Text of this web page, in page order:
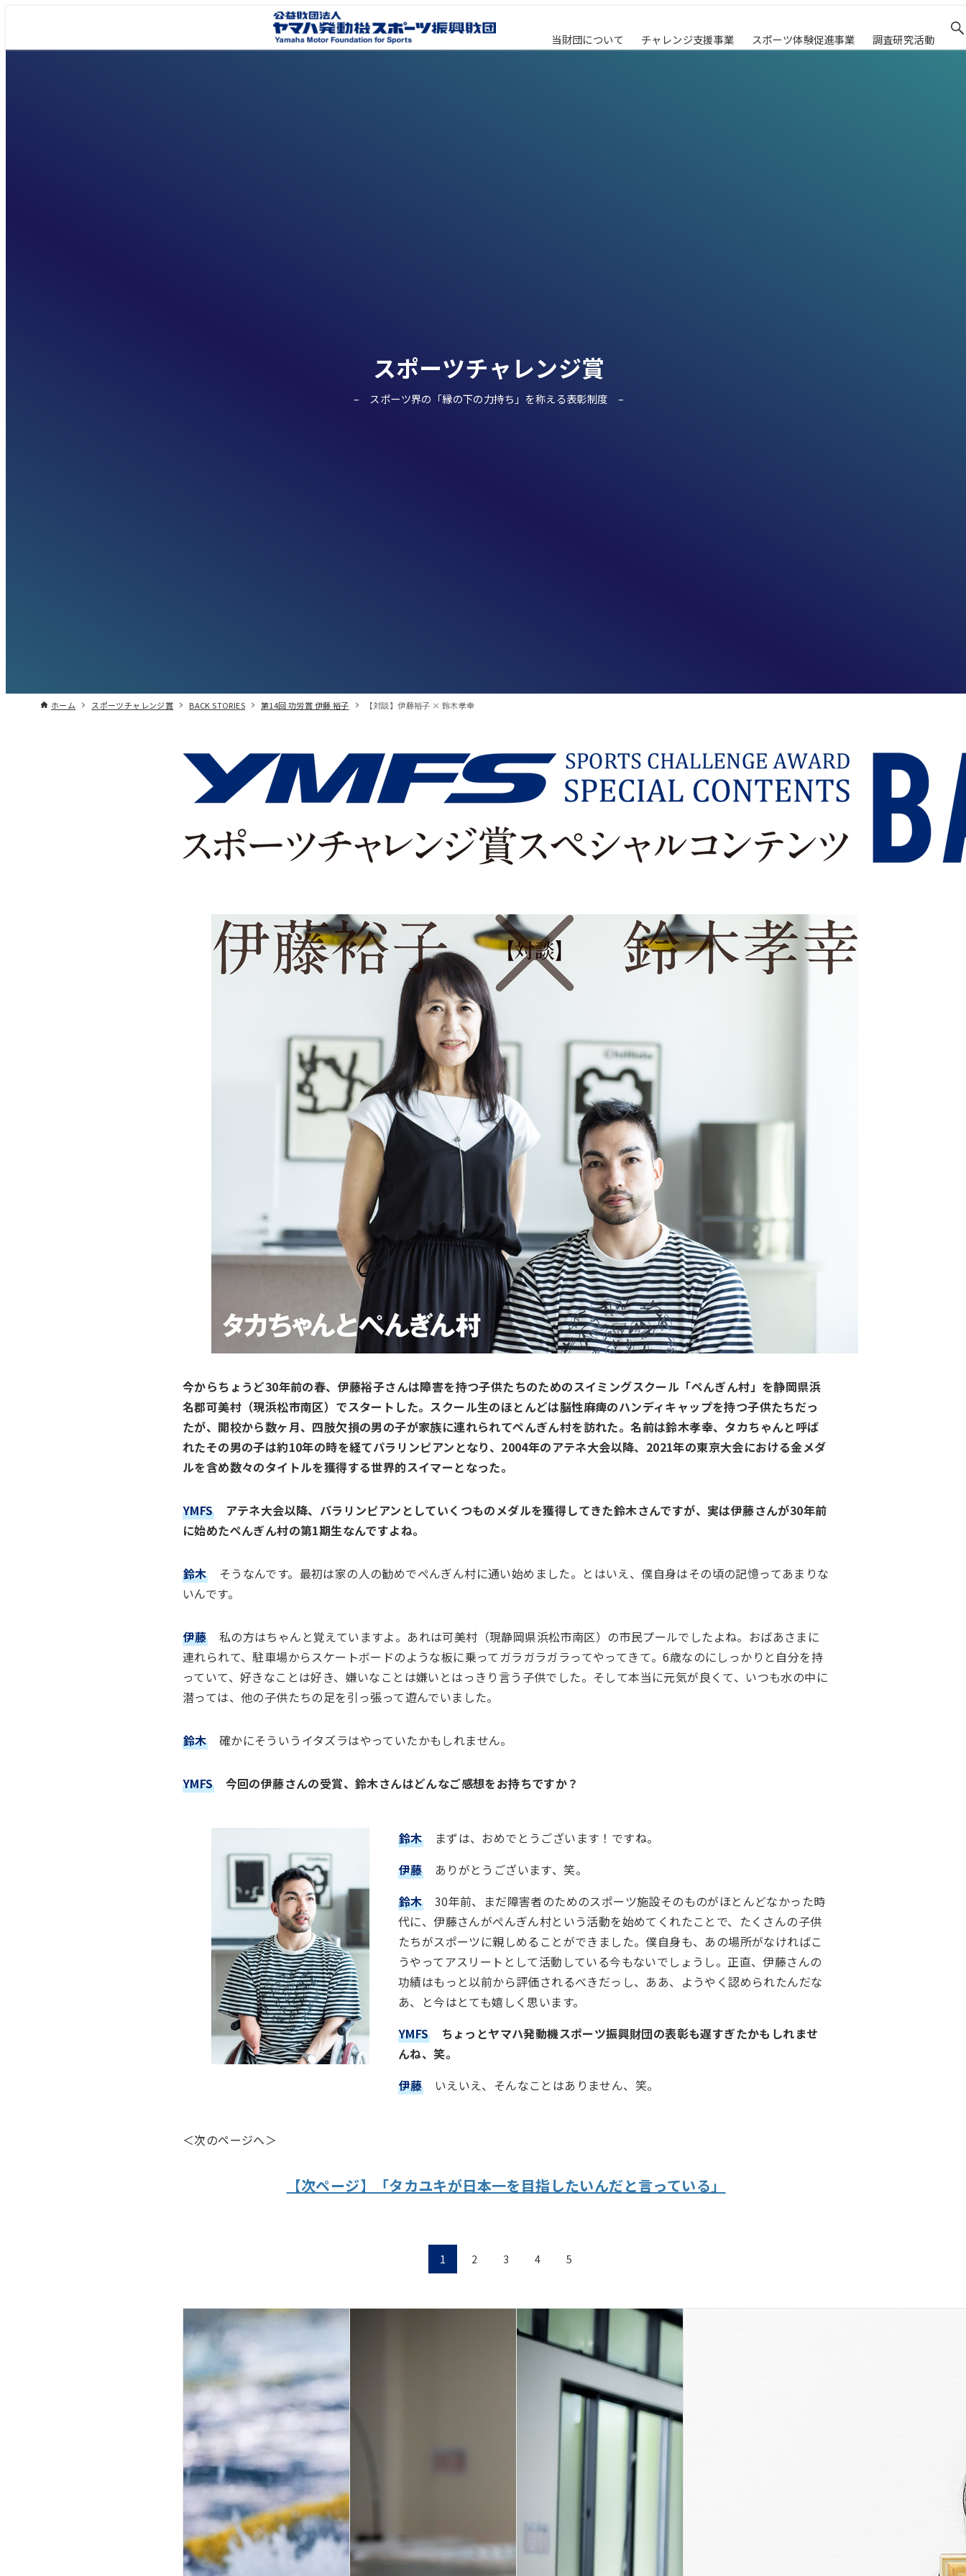
当財団について チャレンジ支援事業 スポーツ体験促進事業 調査研究活動
スポーツチャレンジ賞
スポーツ界の「縁の下の力持ち」を称える表彰制度
ホーム スポーツチャレンジ賞 BACK STORIES 第14回 功労賞 伊藤 裕子 【対談】伊藤裕子 × 鈴木孝幸
今からちょうど30年前の春、伊藤裕子さんは障害を持つ子供たちのためのスイミングスクール「ぺんぎん村」を静岡県浜
名郡可美村（現浜松市南区）でスタートした。スクール生のほとんどは脳性麻痺のハンディキャップを持つ子供たちだっ
たが、開校から数ヶ月、四肢欠損の男の子が家族に連れられてぺんぎん村を訪れた。名前は鈴木孝幸、タカちゃんと呼ば
れたその男の子は約10年の時を経てパラリンピアンとなり、2004年のアテネ大会以降、2021年の東京大会における金メダ
ルを含め数々のタイトルを獲得する世界的スイマーとなった。
YMFS
アテネ大会以降、パラリンピアンとしていくつものメダルを獲得してきた鈴木さんですが、実は伊藤さんが30年前
に始めたぺんぎん村の第1期生なんですよね。
鈴木
そうなんです。最初は家の人の勧めでぺんぎん村に通い始めました。とはいえ、僕自身はその頃の記憶ってあまりな
いんです。
伊藤
私の方はちゃんと覚えていますよ。あれは可美村（現静岡県浜松市南区）の市民プールでしたよね。おばあさまに
連れられて、駐車場からスケートボードのような板に乗ってガラガラガラってやってきて。6歳なのにしっかりと自分を持
っていて、好きなことは好き、嫌いなことは嫌いとはっきり言う子供でした。そして本当に元気が良くて、いつも水の中に
潜っては、他の子供たちの足を引っ張って遊んでいました。
鈴木 確かにそういうイタズラはやっていたかもしれません。
YMFS 今回の伊藤さんの受賞、鈴木さんはどんなご感想をお持ちですか？
鈴木
まずは、おめでとうございます！ですね。
伊藤
ありがとうございます、笑。
鈴木
30年前、まだ障害者のためのスポーツ施設そのものがほとんどなかった時
代に、伊藤さんがぺんぎん村という活動を始めてくれたことで、たくさんの子供
たちがスポーツに親しめることができました。僕自身も、あの場所がなければこ
うやってアスリートとして活動している今もないでしょうし。正直、伊藤さんの
功績はもっと以前から評価されるべきだっし、ああ、ようやく認められたんだな
あ、と今はとても嬉しく思います。
YMFS
ちょっとヤマハ発動機スポーツ振興財団の表彰も遅すぎたかもしれませ
んね、笑。
伊藤
いえいえ、そんなことはありません、笑。
＜次のページへ＞
【次ページ】「タカユキが日本一を目指したいんだと言っている」
1 2 3 4 5